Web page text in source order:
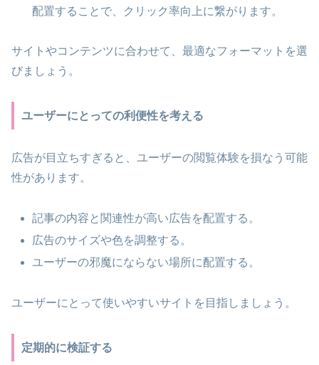
配置することで、クリック率向上に繋がります。
サイトやコンテンツに合わせて、最適なフォーマットを選
びましょう。
ユーザーにとっての利便性を考える
広告が目立ちすぎると、ユーザーの閲覧体験を損なう可能
性があります。
記事の内容と関連性が高い広告を配置する。
広告のサイズや色を調整する。
ユーザーの邪魔にならない場所に配置する。
ユーザーにとって使いやすいサイトを目指しましょう。
定期的に検証する